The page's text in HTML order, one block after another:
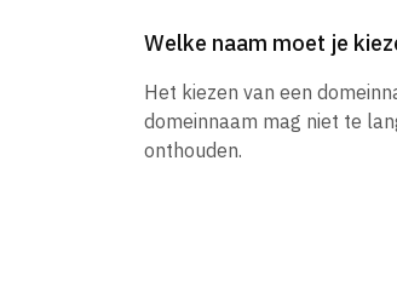
Welke naam moet je
Het kiezen van een
domeinnaam mag niet te
onthouden.